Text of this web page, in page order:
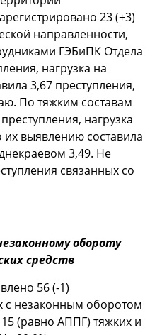
23 (+3)
направленности,
ГЭБиПК Отдела
нагрузка на
3,67 преступления,
По тяжким составам
нагрузка
их выявлению составила
3,49. Не
связанных со
обороту
средств
56 (-1)
с незаконным оборотом
(равно АППГ) тяжких и